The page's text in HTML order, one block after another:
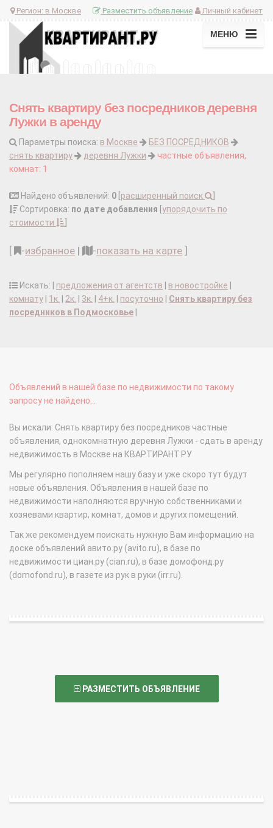
Регион: в Москве Личный кабинет
Разместить объявление
МЕНЮ
Снять квартиру без посредников деревня
Лужки в аренду
Параметры поиска: в Москве
БЕЗ ПОСРЕДНИКОВ
снять квартиру
деревня Лужки
частные объявления,
комнат: 1
Найдено объявлений: 0 расширенный поиск
Сортировка: по дате добавления упорядочить по
стоимости
-избранное | -показать на карте
Искать: | предложения от агентств в новостройке
комнату
1к. 2к. 3к. 4+к. посуточно
Снять квартиру без
посредников в Подмосковье
Объявлений в нашей базе по недвижимости по такому
запросу не найдено...
Вы искали: Снять квартиру без посредников частные
объявления, однокомнатную деревня Лужки - сдать в аренду
недвижимость в Москве на КВАРТИРАНТ.РУ
Мы регулярно пополняем нашу базу и уже скоро тут будут
новые объявления. Объявления в нашей базе по
недвижимости наполняются вручную собственниками и
хозяевами квартир, комнат, домов и других помещений.
Так же рекомендуем поискать нужную Вам информацию на
доске объявлений авито.ру (avito.ru), в базе по
недвижимости циан.ру (cian.ru), в базе домофонд.ру
(domofond.ru), в газете из рук в руки (irr.ru).
РАЗМЕСТИТЬ ОБЪЯВЛЕНИЕ